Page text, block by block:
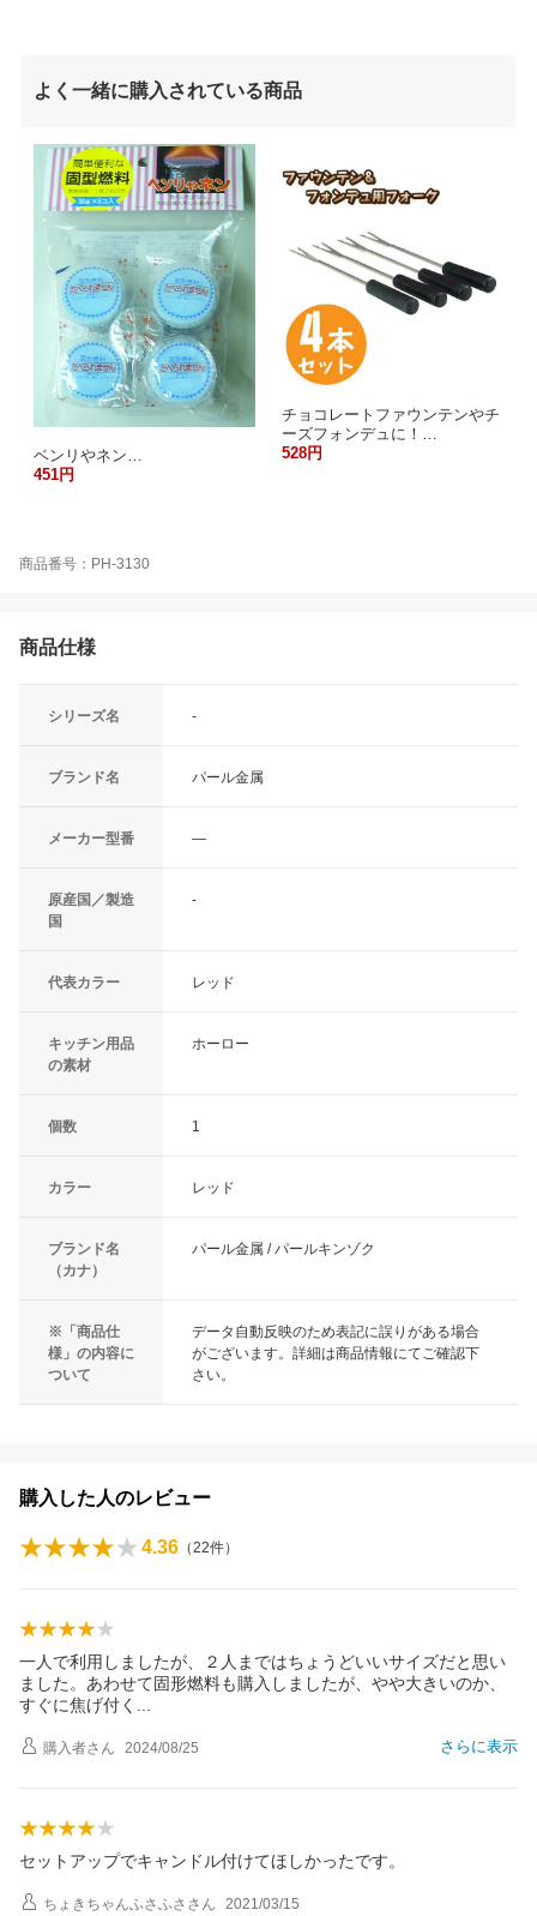
よく一緒に購入されている商品
ベンリやネン…
451円
チョコレートファウンテンやチ
ーズフォンデュに！…
528円
商品番号：PH-3130
商品仕様
シリーズ名 -
ブランド名 パール金属
メーカー型番 ―
原産国／製造
国
-
代表カラー レッド
キッチン用品
の素材
ホーロー
個数 1
カラー レッド
ブランド名
（カナ）
パール金属 / パールキンゾク
※「商品仕
様」の内容に
ついて
データ自動反映のため表記に誤りがある場合
がございます。詳細は商品情報にてご確認下
さい。
購入した人のレビュー
4.36 （22件）
一人で利用しましたが、２人まではちょうどいいサイズだと思い
ました。あわせて固形燃料も購入しましたが、やや大きいのか、
すぐに焦げ付く
さらに表示
購入者さん 2024/08/25
セットアップでキャンドル付けてほしかったです。
ちょきちゃんふさふさ さん 2021/03/15